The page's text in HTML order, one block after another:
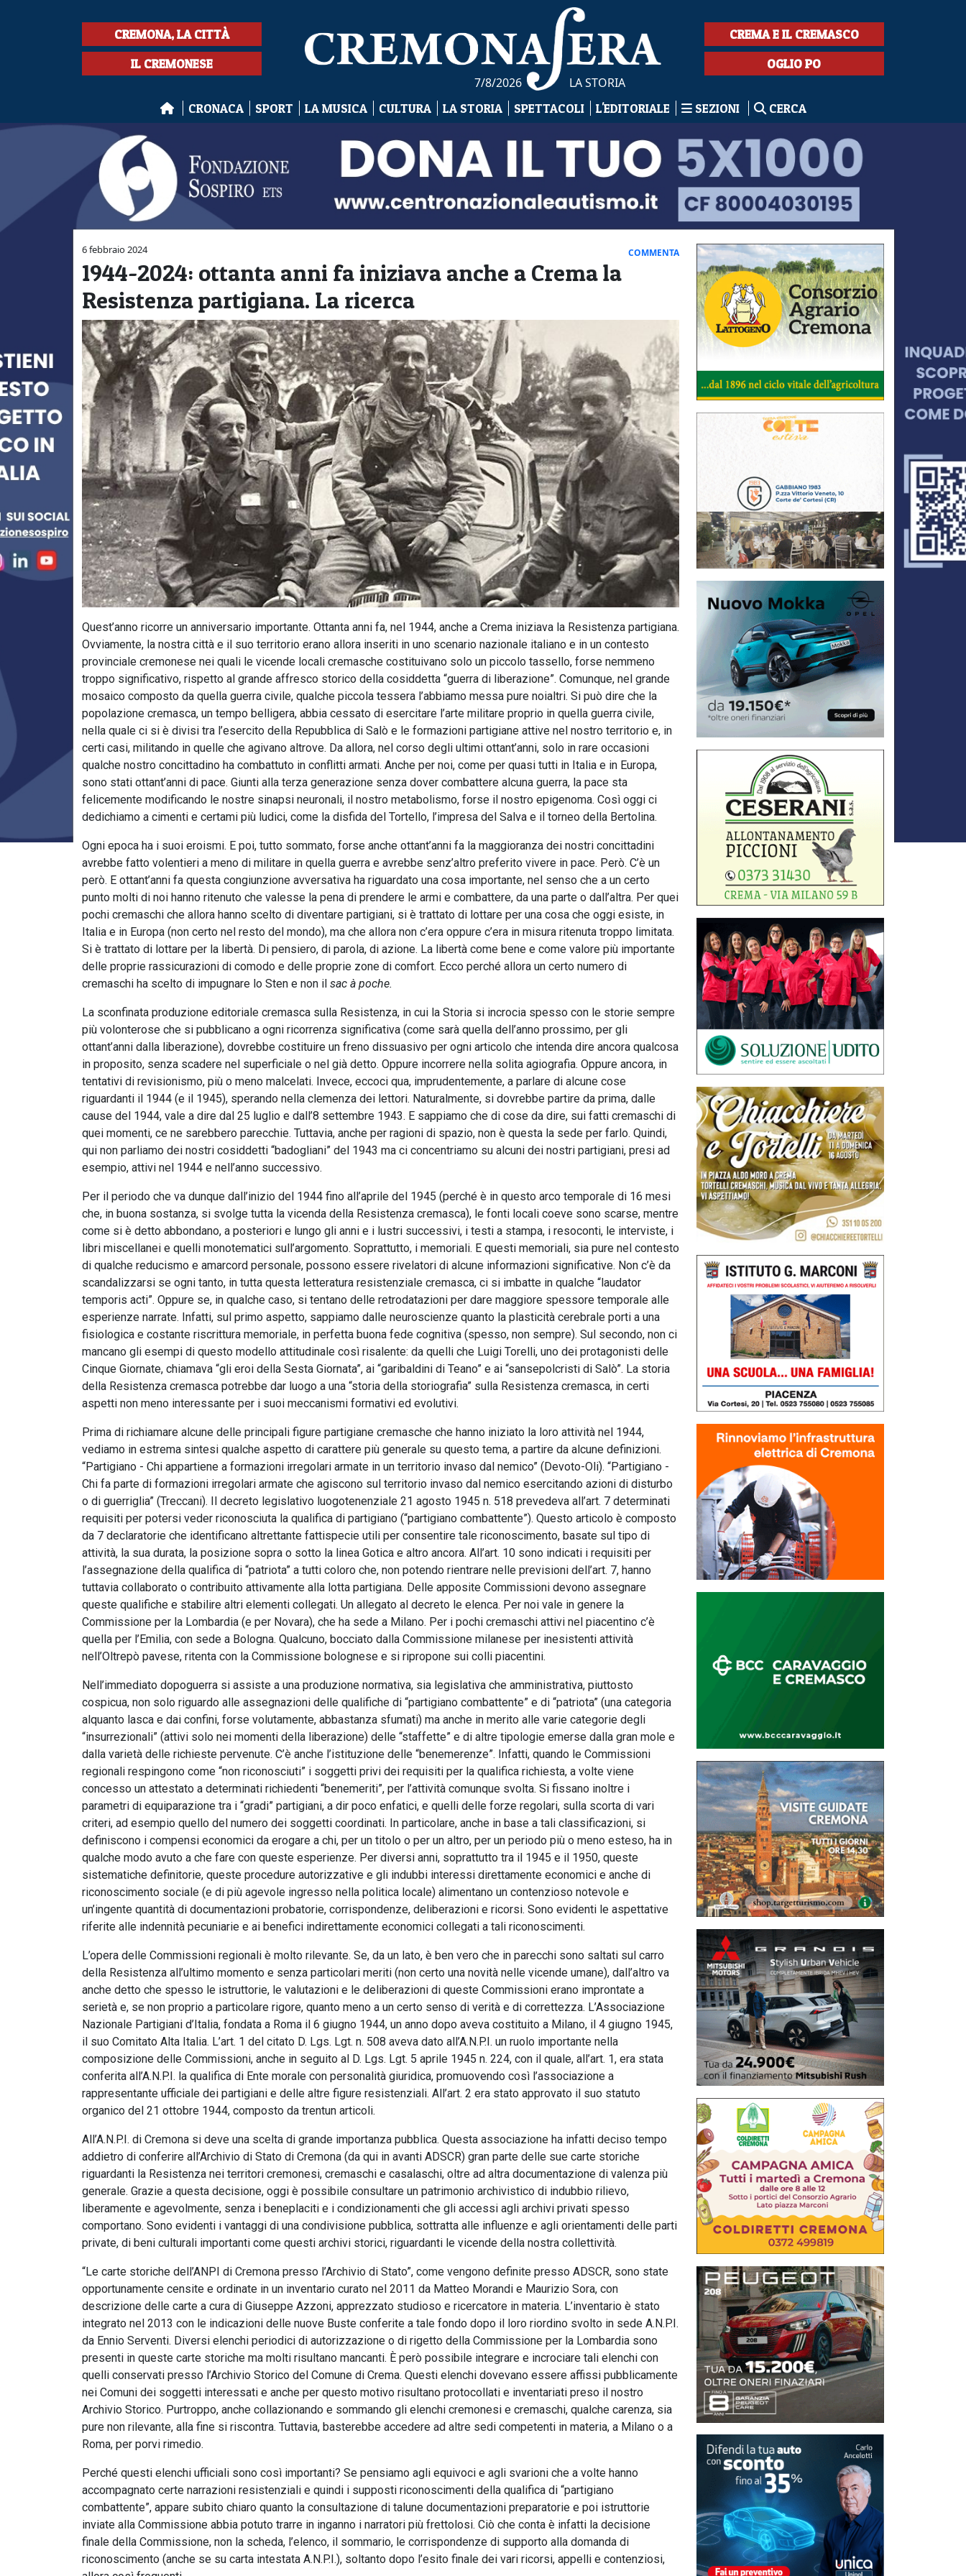
CREMONA, LA CITTÀ
IL CREMONESE
7/8/2026 LA STORIA
CREMA E IL CREMASCO
OGLIO PO
CRONACA SPORT LA MUSICA CULTURA LA STORIA SPETTACOLI L'EDITORIALE SEZIONI CERCA
6 febbraio 2024 COMMENTA
1944-2024: ottanta anni fa iniziava anche a Crema la
Resistenza partigiana. La ricerca
Quest’anno ricorre un anniversario importante. Ottanta anni fa, nel 1944, anche a Crema iniziava la Resistenza partigiana.
Ovviamente, la nostra città e il suo territorio erano allora inseriti in uno scenario nazionale italiano e in un contesto
provinciale cremonese nei quali le vicende locali cremasche costituivano solo un piccolo tassello, forse nemmeno
troppo significativo, rispetto al grande affresco storico della cosiddetta “guerra di liberazione”. Comunque, nel grande
mosaico composto da quella guerra civile, qualche piccola tessera l’abbiamo messa pure noialtri. Si può dire che la
popolazione cremasca, un tempo belligera, abbia cessato di esercitare l’arte militare proprio in quella guerra civile,
nella quale ci si è divisi tra l’esercito della Repubblica di Salò e le formazioni partigiane attive nel nostro territorio e, in
certi casi, militando in quelle che agivano altrove. Da allora, nel corso degli ultimi ottant’anni, solo in rare occasioni
qualche nostro concittadino ha combattuto in conflitti armati. Anche per noi, come per quasi tutti in Italia e in Europa,
sono stati ottant’anni di pace. Giunti alla terza generazione senza dover combattere alcuna guerra, la pace sta
felicemente modificando le nostre sinapsi neuronali, il nostro metabolismo, forse il nostro epigenoma. Così oggi ci
dedichiamo a cimenti e certami più ludici, come la disfida del Tortello, l’impresa del Salva e il torneo della Bertolina.
Ogni epoca ha i suoi eroismi. E poi, tutto sommato, forse anche ottant’anni fa la maggioranza dei nostri concittadini
avrebbe fatto volentieri a meno di militare in quella guerra e avrebbe senz’altro preferito vivere in pace. Però. C’è un
però. E ottant’anni fa questa congiunzione avversativa ha riguardato una cosa importante, nel senso che a un certo
punto molti di noi hanno ritenuto che valesse la pena di prendere le armi e combattere, da una parte o dall’altra. Per quei
pochi cremaschi che allora hanno scelto di diventare partigiani, si è trattato di lottare per una cosa che oggi esiste, in
Italia e in Europa (non certo nel resto del mondo), ma che allora non c’era oppure c’era in misura ritenuta troppo limitata.
Si è trattato di lottare per la libertà. Di pensiero, di parola, di azione. La libertà come bene e come valore più importante
delle proprie rassicurazioni di comodo e delle proprie zone di comfort. Ecco perché allora un certo numero di
cremaschi ha scelto di impugnare lo Sten e non il sac à poche.
La sconfinata produzione editoriale cremasca sulla Resistenza, in cui la Storia si incrocia spesso con le storie sempre
più volonterose che si pubblicano a ogni ricorrenza significativa (come sarà quella dell’anno prossimo, per gli
ottant’anni dalla liberazione), dovrebbe costituire un freno dissuasivo per ogni articolo che intenda dire ancora qualcosa
in proposito, senza scadere nel superficiale o nel già detto. Oppure incorrere nella solita agiografia. Oppure ancora, in
tentativi di revisionismo, più o meno malcelati. Invece, eccoci qua, imprudentemente, a parlare di alcune cose
riguardanti il 1944 (e il 1945), sperando nella clemenza dei lettori. Naturalmente, si dovrebbe partire da prima, dalle
cause del 1944, vale a dire dal 25 luglio e dall’8 settembre 1943. E sappiamo che di cose da dire, sui fatti cremaschi di
quei momenti, ce ne sarebbero parecchie. Tuttavia, anche per ragioni di spazio, non è questa la sede per farlo. Quindi,
qui non parliamo dei nostri cosiddetti “badogliani” del 1943 ma ci concentriamo su alcuni dei nostri partigiani, presi ad
esempio, attivi nel 1944 e nell’anno successivo.
Per il periodo che va dunque dall’inizio del 1944 fino all’aprile del 1945 (perché è in questo arco temporale di 16 mesi
che, in buona sostanza, si svolge tutta la vicenda della Resistenza cremasca), le fonti locali coeve sono scarse, mentre
come si è detto abbondano, a posteriori e lungo gli anni e i lustri successivi, i testi a stampa, i resoconti, le interviste, i
libri miscellanei e quelli monotematici sull’argomento. Soprattutto, i memoriali. E questi memoriali, sia pure nel contesto
di qualche reducismo e amarcord personale, possono essere rivelatori di alcune informazioni significative. Non c’è da
scandalizzarsi se ogni tanto, in tutta questa letteratura resistenziale cremasca, ci si imbatte in qualche “laudator
temporis acti”. Oppure se, in qualche caso, si tentano delle retrodatazioni per dare maggiore spessore temporale alle
esperienze narrate. Infatti, sul primo aspetto, sappiamo dalle neuroscienze quanto la plasticità cerebrale porti a una
fisiologica e costante riscrittura memoriale, in perfetta buona fede cognitiva (spesso, non sempre). Sul secondo, non ci
mancano gli esempi di questo modello attitudinale così risalente: da quelli che Luigi Torelli, uno dei protagonisti delle
Cinque Giornate, chiamava “gli eroi della Sesta Giornata”, ai “garibaldini di Teano” e ai “sansepolcristi di Salò”. La storia
della Resistenza cremasca potrebbe dar luogo a una “storia della storiografia” sulla Resistenza cremasca, in certi
aspetti non meno interessante per i suoi meccanismi formativi ed evolutivi.
Prima di richiamare alcune delle principali figure partigiane cremasche che hanno iniziato la loro attività nel 1944,
vediamo in estrema sintesi qualche aspetto di carattere più generale su questo tema, a partire da alcune definizioni.
“Partigiano - Chi appartiene a formazioni irregolari armate in un territorio invaso dal nemico” (Devoto-Oli). “Partigiano -
Chi fa parte di formazioni irregolari armate che agiscono sul territorio invaso dal nemico esercitando azioni di disturbo
o di guerriglia” (Treccani). Il decreto legislativo luogotenenziale 21 agosto 1945 n. 518 prevedeva all’art. 7 determinati
requisiti per potersi veder riconosciuta la qualifica di partigiano (“partigiano combattente”). Questo articolo è composto
da 7 declaratorie che identificano altrettante fattispecie utili per consentire tale riconoscimento, basate sul tipo di
attività, la sua durata, la posizione sopra o sotto la linea Gotica e altro ancora. All’art. 10 sono indicati i requisiti per
l’assegnazione della qualifica di “patriota” a tutti coloro che, non potendo rientrare nelle previsioni dell’art. 7, hanno
tuttavia collaborato o contribuito attivamente alla lotta partigiana. Delle apposite Commissioni devono assegnare
queste qualifiche e stabilire altri elementi collegati. Un allegato al decreto le elenca. Per noi vale in genere la
Commissione per la Lombardia (e per Novara), che ha sede a Milano. Per i pochi cremaschi attivi nel piacentino c’è
quella per l’Emilia, con sede a Bologna. Qualcuno, bocciato dalla Commissione milanese per inesistenti attività
nell’Oltrepò pavese, ritenta con la Commissione bolognese e si ripropone sui colli piacentini.
Nell’immediato dopoguerra si assiste a una produzione normativa, sia legislativa che amministrativa, piuttosto
cospicua, non solo riguardo alle assegnazioni delle qualifiche di “partigiano combattente” e di “patriota” (una categoria
alquanto lasca e dai confini, forse volutamente, abbastanza sfumati) ma anche in merito alle varie categorie degli
“insurrezionali” (attivi solo nei momenti della liberazione) delle “staffette” e di altre tipologie emerse dalla gran mole e
dalla varietà delle richieste pervenute. C’è anche l’istituzione delle “benemerenze”. Infatti, quando le Commissioni
regionali respingono come “non riconosciuti” i soggetti privi dei requisiti per la qualifica richiesta, a volte viene
concesso un attestato a determinati richiedenti “benemeriti”, per l’attività comunque svolta. Si fissano inoltre i
parametri di equiparazione tra i “gradi” partigiani, a dir poco enfatici, e quelli delle forze regolari, sulla scorta di vari
criteri, ad esempio quello del numero dei soggetti coordinati. In particolare, anche in base a tali classificazioni, si
definiscono i compensi economici da erogare a chi, per un titolo o per un altro, per un periodo più o meno esteso, ha in
qualche modo avuto a che fare con queste esperienze. Per diversi anni, soprattutto tra il 1945 e il 1950, queste
sistematiche definitorie, queste procedure autorizzative e gli indubbi interessi direttamente economici e anche di
riconoscimento sociale (e di più agevole ingresso nella politica locale) alimentano un contenzioso notevole e
un’ingente quantità di documentazioni probatorie, corrispondenze, deliberazioni e ricorsi. Sono evidenti le aspettative
riferite alle indennità pecuniarie e ai benefici indirettamente economici collegati a tali riconoscimenti.
L’opera delle Commissioni regionali è molto rilevante. Se, da un lato, è ben vero che in parecchi sono saltati sul carro
della Resistenza all’ultimo momento e senza particolari meriti (non certo una novità nelle vicende umane), dall’altro va
anche detto che spesso le istruttorie, le valutazioni e le deliberazioni di queste Commissioni erano improntate a
serietà e, se non proprio a particolare rigore, quanto meno a un certo senso di verità e di correttezza. L’Associazione
Nazionale Partigiani d’Italia, fondata a Roma il 6 giugno 1944, un anno dopo aveva costituito a Milano, il 4 giugno 1945,
il suo Comitato Alta Italia. L’art. 1 del citato D. Lgs. Lgt. n. 508 aveva dato all’A.N.P.I. un ruolo importante nella
composizione delle Commissioni, anche in seguito al D. Lgs. Lgt. 5 aprile 1945 n. 224, con il quale, all’art. 1, era stata
conferita all’A.N.P.I. la qualifica di Ente morale con personalità giuridica, promuovendo così l’associazione a
rappresentante ufficiale dei partigiani e delle altre figure resistenziali. All’art. 2 era stato approvato il suo statuto
organico del 21 ottobre 1944, composto da trentun articoli.
All’A.N.P.I. di Cremona si deve una scelta di grande importanza pubblica. Questa associazione ha infatti deciso tempo
addietro di conferire all’Archivio di Stato di Cremona (da qui in avanti ADSCR) gran parte delle sue carte storiche
riguardanti la Resistenza nei territori cremonesi, cremaschi e casalaschi, oltre ad altra documentazione di valenza più
generale. Grazie a questa decisione, oggi è possibile consultare un patrimonio archivistico di indubbio rilievo,
liberamente e agevolmente, senza i beneplaciti e i condizionamenti che gli accessi agli archivi privati spesso
comportano. Sono evidenti i vantaggi di una condivisione pubblica, sottratta alle influenze e agli orientamenti delle parti
private, di beni culturali importanti come questi archivi storici, riguardanti le vicende della nostra collettività.
“Le carte storiche dell’ANPI di Cremona presso l’Archivio di Stato”, come vengono definite presso ADSCR, sono state
opportunamente censite e ordinate in un inventario curato nel 2011 da Matteo Morandi e Maurizio Sora, con
descrizione delle carte a cura di Giuseppe Azzoni, apprezzato studioso e ricercatore in materia. L’inventario è stato
integrato nel 2013 con le indicazioni delle nuove Buste conferite a tale fondo dopo il loro riordino svolto in sede A.N.P.I.
da Ennio Serventi. Diversi elenchi periodici di autorizzazione o di rigetto della Commissione per la Lombardia sono
presenti in queste carte storiche ma molti risultano mancanti. È però possibile integrare e incrociare tali elenchi con
quelli conservati presso l’Archivio Storico del Comune di Crema. Questi elenchi dovevano essere affissi pubblicamente
nei Comuni dei soggetti interessati e anche per questo motivo risultano protocollati e inventariati preso il nostro
Archivio Storico. Purtroppo, anche collazionando e sommando gli elenchi cremonesi e cremaschi, qualche carenza, sia
pure non rilevante, alla fine si riscontra. Tuttavia, basterebbe accedere ad altre sedi competenti in materia, a Milano o a
Roma, per porvi rimedio.
Perché questi elenchi ufficiali sono così importanti? Se pensiamo agli equivoci e agli svarioni che a volte hanno
accompagnato certe narrazioni resistenziali e quindi i supposti riconoscimenti della qualifica di “partigiano
combattente”, appare subito chiaro quanto la consultazione di talune documentazioni preparatorie e poi istruttorie
inviate alla Commissione abbia potuto trarre in inganno i narratori più frettolosi. Ciò che conta è infatti la decisione
finale della Commissione, non la scheda, l’elenco, il sommario, le corrispondenze di supporto alla domanda di
riconoscimento (anche se su carta intestata A.N.P.I.), soltanto dopo l’esito finale dei vari ricorsi, appelli e contenziosi,